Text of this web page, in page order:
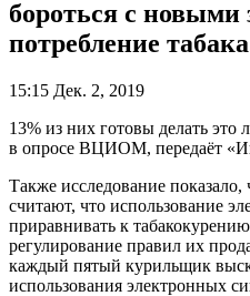
бороться с новыми
потребление табака
15:15 Дек. 2, 2019
13% из них готовы делать
в опросе ВЦИОМ, передаёт
Также исследование
считают, что использование
приравнивать к
регулирование правил их
каждый пятый курильщик
использования электронных